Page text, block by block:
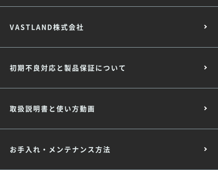
VASTLAND株式会社
初期不良対応と製品保証について
取扱説明書と使い方動画
お手入れ・メンテナンス方法